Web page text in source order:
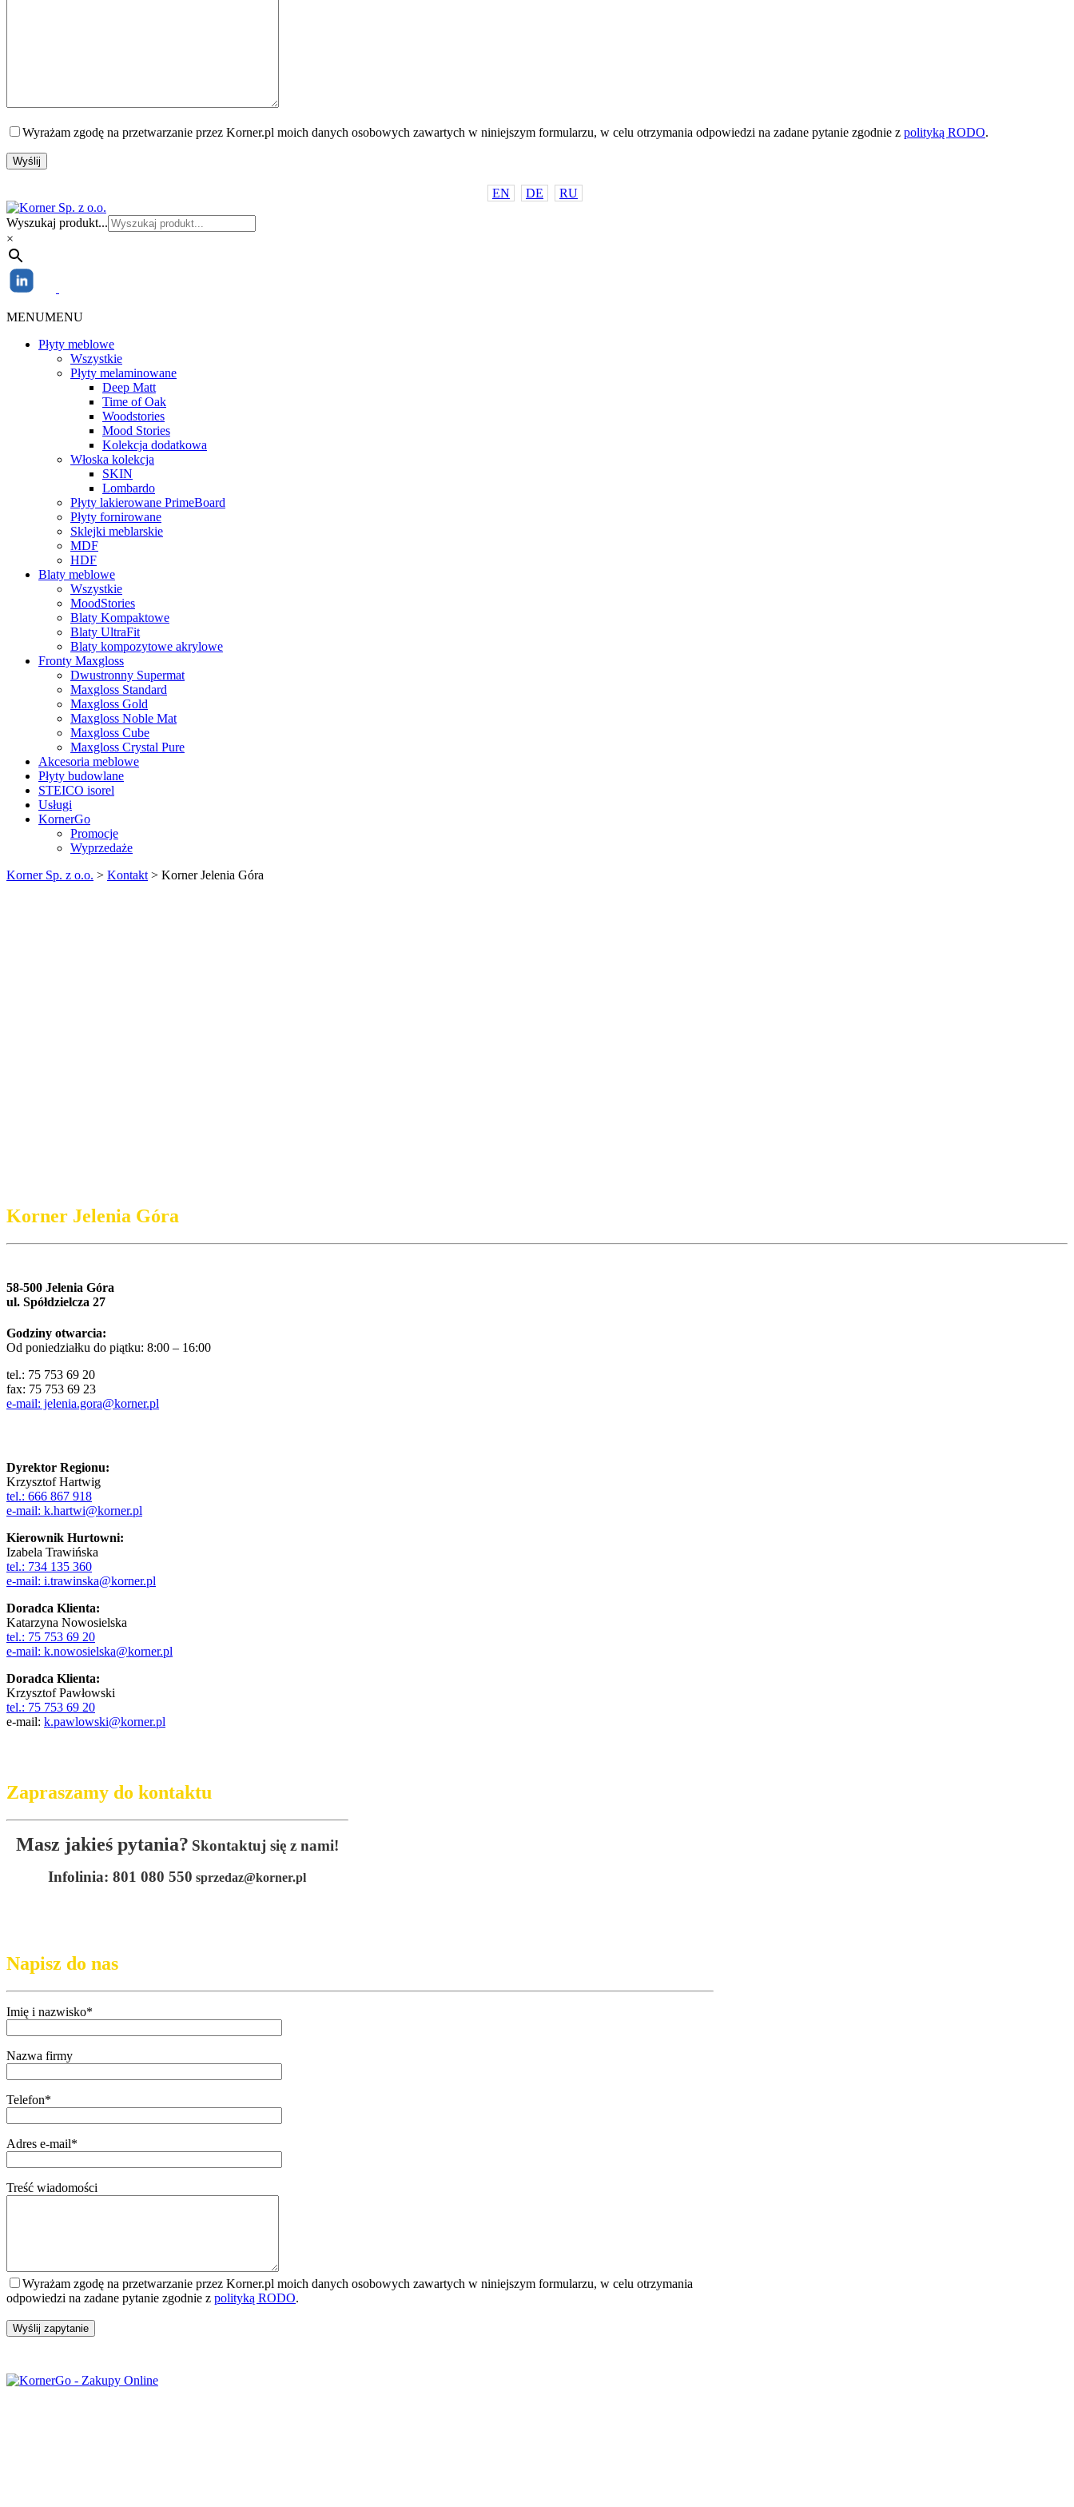
Wyrażam zgodę na przetwarzanie przez Korner.pl moich danych osobowych zawartych w niniejszym formularzu, w celu otrzymania odpowiedzi na zadane pytanie zgodnie z polityką RODO.
EN DE RU
Wyszukaj produkt...
×
MENUMENU
Płyty meblowe
Wszystkie
Płyty melaminowane
Deep Matt
Time of Oak
Woodstories
Mood Stories
Kolekcja dodatkowa
Włoska kolekcja
SKIN
Lombardo
Płyty lakierowane PrimeBoard
Płyty fornirowane
Sklejki meblarskie
MDF
HDF
Blaty meblowe
Wszystkie
MoodStories
Blaty Kompaktowe
Blaty UltraFit
Blaty kompozytowe akrylowe
Fronty Maxgloss
Dwustronny Supermat
Maxgloss Standard
Maxgloss Gold
Maxgloss Noble Mat
Maxgloss Cube
Maxgloss Crystal Pure
Akcesoria meblowe
Płyty budowlane
STEICO isorel
Usługi
KornerGo
Promocje
Wyprzedaże
Korner Sp. z o.o. > Kontakt > Korner Jelenia Góra
Korner Jelenia Góra
58-500 Jelenia Góra
ul. Spółdzielcza 27
Godziny otwarcia:
Od poniedziałku do piątku: 8:00 – 16:00
tel.: 75 753 69 20
fax: 75 753 69 23
e-mail: jelenia.gora@korner.pl
Dyrektor Regionu:
Krzysztof Hartwig
tel.: 666 867 918
e-mail: k.hartwi@korner.pl
Kierownik Hurtowni:
Izabela Trawińska
tel.: 734 135 360
e-mail: i.trawinska@korner.pl
Doradca Klienta:
Katarzyna Nowosielska
tel.: 75 753 69 20
e-mail: k.nowosielska@korner.pl
Doradca Klienta:
Krzysztof Pawłowski
tel.: 75 753 69 20
e-mail: k.pawlowski@korner.pl
Zapraszamy do kontaktu
Masz jakieś pytania? Skontaktuj się z nami!
Infolinia: 801 080 550 sprzedaz@korner.pl
Napisz do nas
Imię i nazwisko*
Nazwa firmy
Telefon*
Adres e-mail*
Treść wiadomości
Wyrażam zgodę na przetwarzanie przez Korner.pl moich danych osobowych zawartych w niniejszym formularzu, w celu otrzymania
odpowiedzi na zadane pytanie zgodnie z polityką RODO.